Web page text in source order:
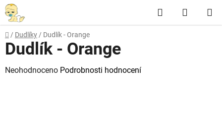
Přejít
na
obsah
Hledat
KOŠÍK
Domů
/ Dudlíky / Dudlík - Orange
Dudlík - Orange
Průměrné
Neohodnoceno Podrobnosti hodnocení